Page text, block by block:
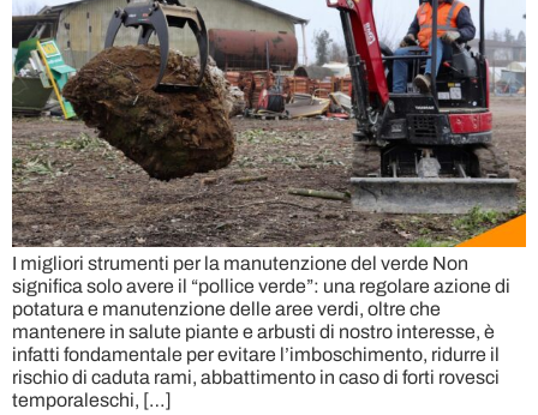
I migliori strumenti per la manutenzione del verde Non
significa solo avere il “pollice verde”: una regolare azione di
potatura e manutenzione delle aree verdi, oltre che
mantenere in salute piante e arbusti di nostro interesse, è
infatti fondamentale per evitare l’imboschimento, ridurre il
rischio di caduta rami, abbattimento in caso di forti rovesci
temporaleschi, […]